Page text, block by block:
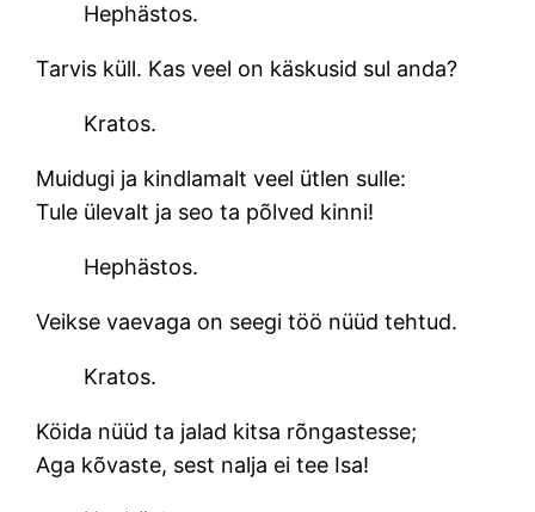
Hephästos.
Tarvis küll. Kas veel on käskusid sul anda?
Kratos.
Muidugi ja kindlamalt veel ütlen sulle:
Tule ülevalt ja seo ta põlved kinni!
Hephästos.
Veikse vaevaga on seegi töö nüüd tehtud.
Kratos.
Köida nüüd ta jalad kitsa rõngastesse;
Aga kõvaste, sest nalja ei tee Isa!